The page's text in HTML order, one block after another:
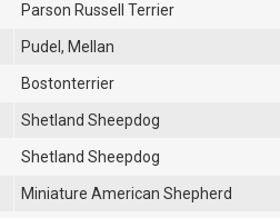
Parson Russell Terrier
Pudel, Mellan
Bostonterrier
Shetland Sheepdog
Shetland Sheepdog
Miniature American Shepherd